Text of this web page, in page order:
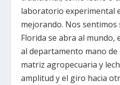
laboratorio experimental
mejorando. Nos sentimos
Florida se abra al mundo,
al departamento mano
matriz agropecuaria y
amplitud y el giro hacia